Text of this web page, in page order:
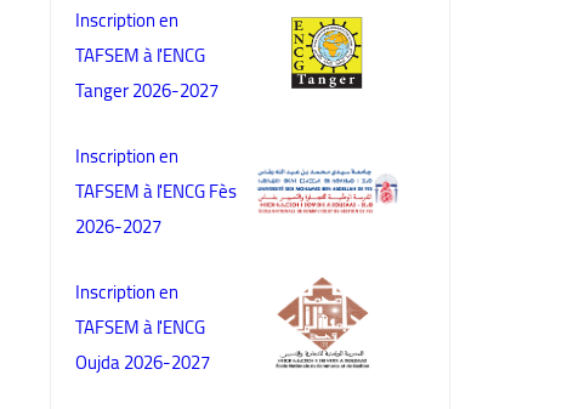
Inscription en
TAFSEM à l'ENCG
Tanger 2026-2027
Inscription en
TAFSEM à l'ENCG Fès
2026-2027
Inscription en
TAFSEM à l'ENCG
Oujda 2026-2027